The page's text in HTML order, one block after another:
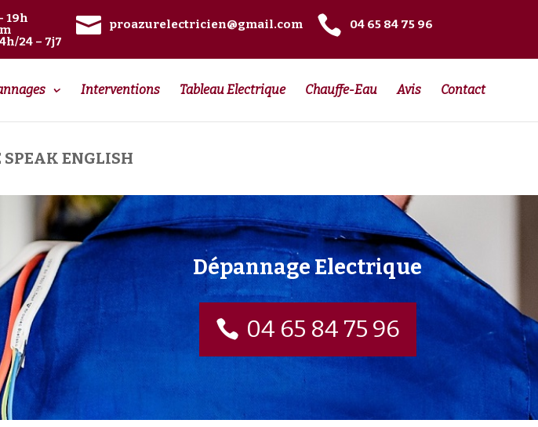
19h
24 – 7j7
 proazurelectricien@gmail.com  04 65 84 75 96
Interventions Tableau Electrique Chauffe-Eau Avis Contact
SPEAK ENGLISH
Dépannage Electrique
04 65 84 75 96